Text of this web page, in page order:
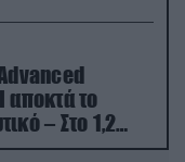
αποκτά το
– Στο 1,2